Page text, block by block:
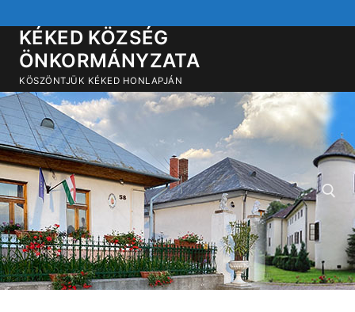
a
tartalomra
KÉKED KÖZSÉG
ÖNKORMÁNYZATA
KÖSZÖNTJÜK KÉKED HONLAPJÁN
Keresése: